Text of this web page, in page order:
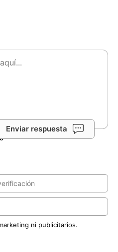
Enviar respuesta
ni publicitarios.